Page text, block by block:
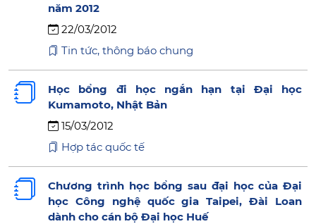
năm 2012
22/03/2012
Tin tức, thông báo chung
Học bổng đi học ngắn hạn tại Đại học
Kumamoto, Nhật Bản
15/03/2012
Hợp tác quốc tế
Chương trình học bổng sau đại học của Đại
học Công nghệ quốc gia Taipei, Đài Loan
dành cho cán bộ Đại học Huế